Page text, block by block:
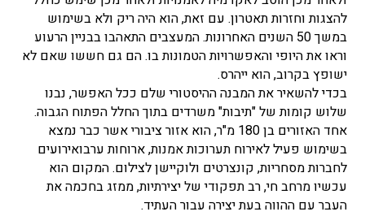
להצגות וחזרות תאטרון. עם זאת, הוא היה ריק ולא בשימוש
במשך 50 השנים האחרונות. המעצבים התאהבו בבניין הרעוע
וראו את היופי והאפשרויות הטמונות בו. הם גם חששו שאם לא
ישופץ בקרוב, הוא ייהרס.
בכדי להשאיר את המבנה ההיסטורי שלם ככל האפשר, נבנו
שלוש קומות של "תיבות" משרדים בתוך החלל הפתוח הגבוה.
אחד האזורים בן 180 מ"ר, הוא אזור ציבורי אשר כבר נמצא
בשימוש פעיל לאירוח תערוכות אמנות, ארוחות ערבואירועים
לחברות מסחריות, קונצרטים ולוקיישן לצילום. המקום הוא
עכשיו מרחב חי, רב תפקודי של יצירתיות, ממזג בחכמה את
העבר עם ההווה בעת יצירה עבור העתיד.